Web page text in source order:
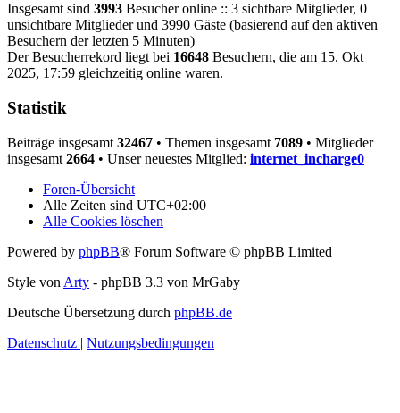
Insgesamt sind 3993 Besucher online :: 3 sichtbare Mitglieder, 0
unsichtbare Mitglieder und 3990 Gäste (basierend auf den aktiven
Besuchern der letzten 5 Minuten)
Der Besucherrekord liegt bei 16648 Besuchern, die am 15. Okt
2025, 17:59 gleichzeitig online waren.
Statistik
Beiträge insgesamt 32467 • Themen insgesamt 7089 • Mitglieder
insgesamt 2664 • Unser neuestes Mitglied: internet_incharge0
Foren-Übersicht
Alle Zeiten sind UTC+02:00
Alle Cookies löschen
Powered by phpBB® Forum Software © phpBB Limited
Style von Arty - phpBB 3.3 von MrGaby
Deutsche Übersetzung durch phpBB.de
Datenschutz | Nutzungsbedingungen